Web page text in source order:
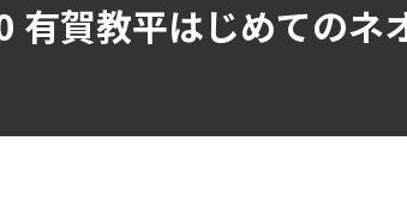
有賀教平はじめてのネ